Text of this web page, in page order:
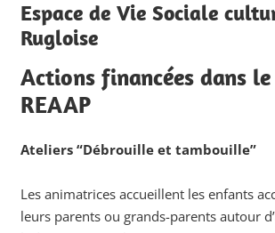
Espace de Vie Sociale
Rugloise
Actions financées dans
REAAP
Ateliers “Débrouille et tambouille”
Les animatrices accueillent les enfants
leurs parents ou grands-parents autour